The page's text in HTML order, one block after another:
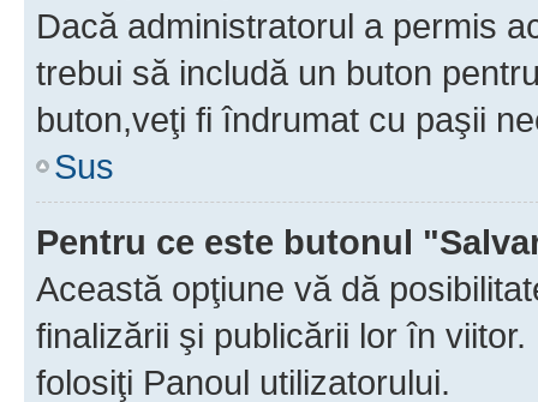
Dacă administratorul a permis
trebui să includă un buton
buton,veţi fi îndrumat cu paşii
Sus
Pentru ce este butonul
Această opţiune vă dă
finalizării şi publicării lor în
folosiţi Panoul utilizatorului.